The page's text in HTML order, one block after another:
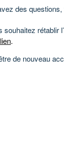
des
souhaitez rétablir
.
de nouveau